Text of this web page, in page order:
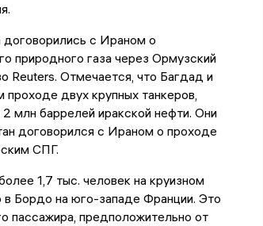
договорились с Ираном о
природного газа через Ормузский
Reuters. Отмечается, что Багдад и
проходе двух крупных танкеров,
млн баррелей иракской нефти. Они
договорился с Ираном о проходе
СПГ.
1,7 тыс. человек на круизном
в Бордо на юго-западе Франции. Это
пассажира, предположительно от